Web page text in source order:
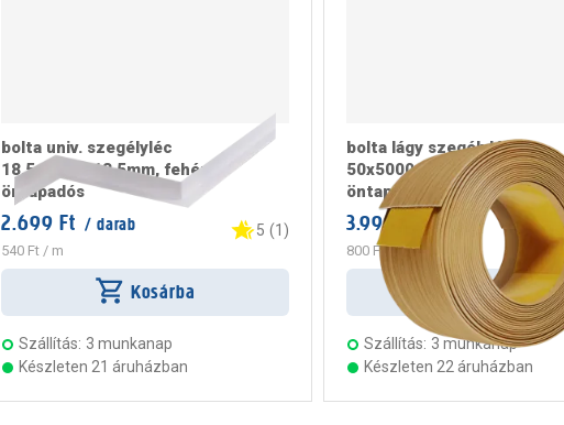
bolta univ. szegélyléc
18,5x5000x18,5mm, fehér,
öntapadós
2.699 Ft / darab
540 Ft/ m
5 (1 )
Kosárba
Szállítás: 3 munkanap
Készleten 21 áruházban
bolta lágy szegélyléc
50x5000x15mm, pvc tölgy,
öntapadós
3.999 Ft / darab
800 Ft/ m
Kosárba
Szállítás: 3 munkanap
Készleten 22 áruházban